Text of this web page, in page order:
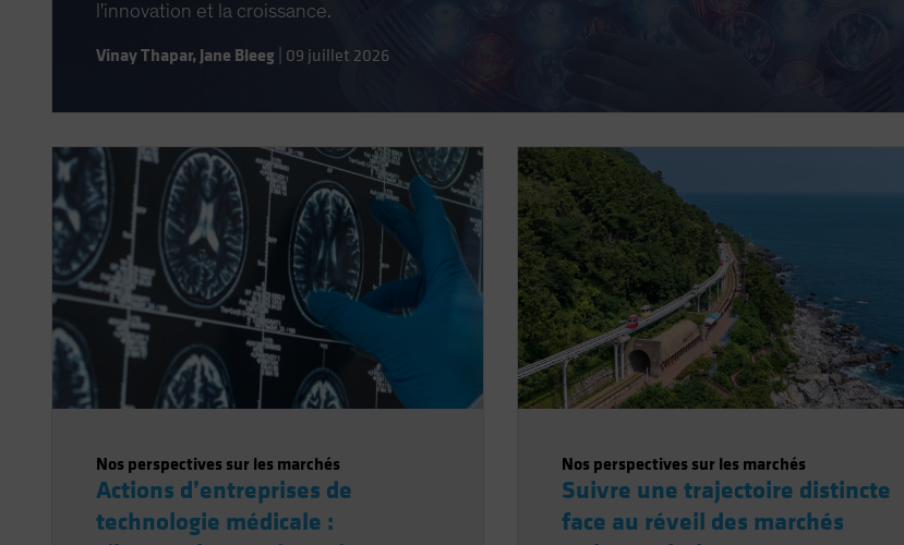
l'innovation et la croissance.
Vinay Thapar, Jane Bleeg 09 juillet 2026
Nos perspectives sur les marchés
Actions d’entreprises de
technologie médicale :
Nos perspectives sur les marchés
Suivre une trajectoire distincte
face au réveil des marchés